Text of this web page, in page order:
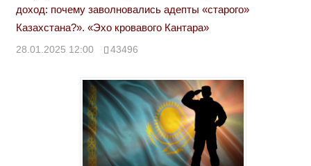
доход: почему заволновались адепты «старого»
Казахстана?». «Эхо кровавого Кантара»
28.01.2025 12:00 43496